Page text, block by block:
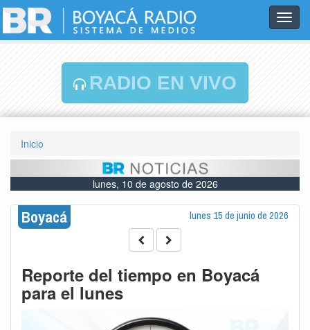
RADIO EN VIVO
Inicio
lunes, 10 de agosto de 2026
Boyacá lunes 15 de junio de 2026
Reporte del tiempo en Boyacá
para el lunes